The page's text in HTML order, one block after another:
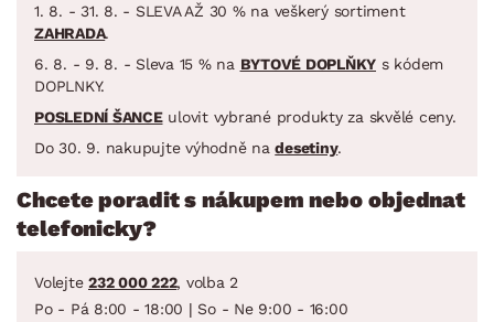
1. 8. - 31. 8. - SLEVA AŽ 30 % na veškerý sortiment
ZAHRADA.
6. 8. - 9. 8. - Sleva 15 % na BYTOVÉ DOPLŇKY s kódem
DOPLNKY.
POSLEDNÍ ŠANCEulovit vybrané produkty za skvělé ceny.
Do 30. 9. nakupujte výhodně nadesetiny.
Chcete poradit s nákupem nebo objednat
telefonicky?
Volejte 232 000 222, volba 2
Po - Pá 8:00 - 18:00 | So - Ne 9:00 - 16:00